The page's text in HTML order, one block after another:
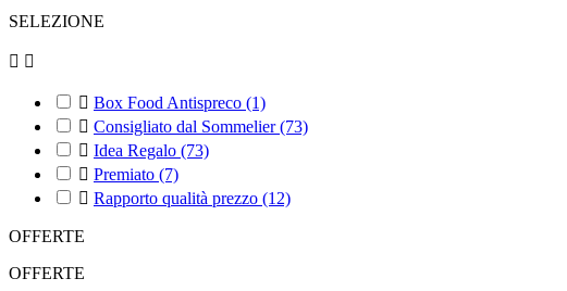
SELEZIONE
 
 Box Food Antispreco (1)
 Consigliato dal Sommelier(73)
 Idea Regalo (73)
 Premiato (7)
 Rapporto qualità prezzo (12)
OFFERTE
OFFERTE